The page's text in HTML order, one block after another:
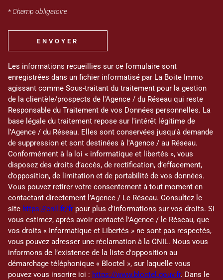
* Champ obligatoire
ENVOYER
Les informations recueillies sur ce formulaire sont
enregistrées dans un fichier informatisé par La Boite Immo
agissant comme Sous-traitant du traitement pour la gestion
de la clientèle/prospects de l'Agence / du Réseau qui reste
Responsable du Traitement de vos Données personnelles. La
base légale du traitement repose sur l'intérêt légitime de
l'Agence / du Réseau. Elles sont conservées jusqu'à demande
de suppression et sont destinées à l'Agence / au Réseau.
Conformément à la loi « informatique et libertés », vous
disposez des droits d’accès, de rectification, d’effacement,
d’opposition, de limitation et de portabilité de vos données.
Vous pouvez retirer votre consentement à tout moment en
contactant directement l’Agence / Le Réseau. Consultez le
site https://cnil.fr/fr pour plus d’informations sur vos droits. Si
vous estimez, après avoir contacté l'Agence / le Réseau, que
vos droits « Informatique et Libertés » ne sont pas respectés,
vous pouvez adresser une réclamation à la CNIL. Nous vous
informons de l’existence de la liste d'opposition au
démarchage téléphonique « Bloctel », sur laquelle vous
pouvez vous inscrire ici : https://www.bloctel.gouv.fr. Dans le